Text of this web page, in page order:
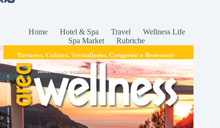
Home Hotel & Spa Travel
Wellness Life
Spa Market
Rubriche